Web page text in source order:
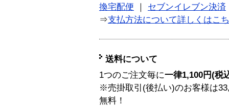
換宅配便
セブンイレブン決済
⇒支払方法について詳しくはこ
送料について
1つのご注文毎に一律1,100円(税
※売掛取引(後払い)のお客様は
無料！